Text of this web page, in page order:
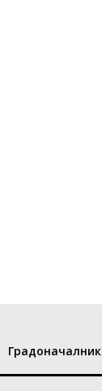
Градоначалник